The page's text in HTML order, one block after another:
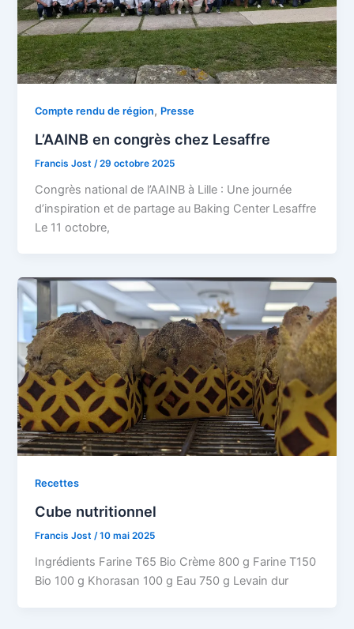
Compte rendu de région, Presse
L’AAINB en congrès chez Lesaffre
Francis Jost /29 octobre 2025
Congrès national de l’AAINB à Lille : Une journée
d’inspiration et de partage au Baking Center Lesaffre
Le 11 octobre,
Recettes
Cube nutritionnel
Francis Jost/10 mai 2025
Ingrédients Farine T65 Bio Crème 800 g Farine T150
Bio 100 g Khorasan 100 g Eau 750 g Levain dur